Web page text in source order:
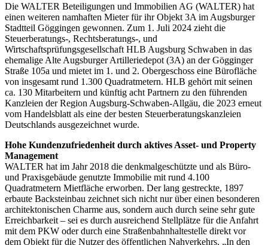
Die WALTER Beteiligungen und Immobilien AG (WALTER) hat
einen weiteren namhaften Mieter für ihr Objekt 3A im Augsburger
Stadtteil Göggingen gewonnen. Zum 1. Juli 2024 zieht die
Steuerberatungs-, Rechtsberatungs-, und
Wirtschaftsprüfungsgesellschaft HLB Augsburg Schwaben in das
ehemalige Alte Augsburger Artilleriedepot (3A) an der Gögginger
Straße 105a und mietet im 1. und 2. Obergeschoss eine Bürofläche
von insgesamt rund 1.300 Quadratmetern. HLB gehört mit seinen
ca. 130 Mitarbeitern und künftig acht Partnern zu den führenden
Kanzleien der Region Augsburg-Schwaben-Allgäu, die 2023 erneut
vom Handelsblatt als eine der besten Steuerberatungskanzleien
Deutschlands ausgezeichnet wurde.
Hohe Kundenzufriedenheit durch aktives Asset- und Property
Management
WALTER hat im Jahr 2018 die denkmalgeschützte und als Büro-
und Praxisgebäude genutzte Immobilie mit rund 4.100
Quadratmetern Mietfläche erworben. Der lang gestreckte, 1897
erbaute Backsteinbau zeichnet sich nicht nur über einen besonderen
architektonischen Charme aus, sondern auch durch seine sehr gute
Erreichbarkeit – sei es durch ausreichend Stellplätze für die Anfahrt
mit dem PKW oder durch eine Straßenbahnhaltestelle direkt vor
dem Objekt für die Nutzer des öffentlichen Nahverkehrs. „In den